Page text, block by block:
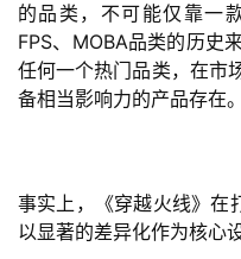
的品类，不可能仅靠一
FPS、MOBA品类的历史
任何一个热门品类，在市
备相当影响力的产品存在。
事实上，《穿越火线》在
以显著的差异化作为核心